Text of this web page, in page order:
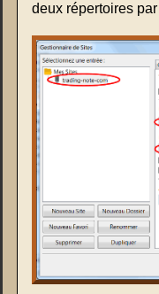
deux répertoires